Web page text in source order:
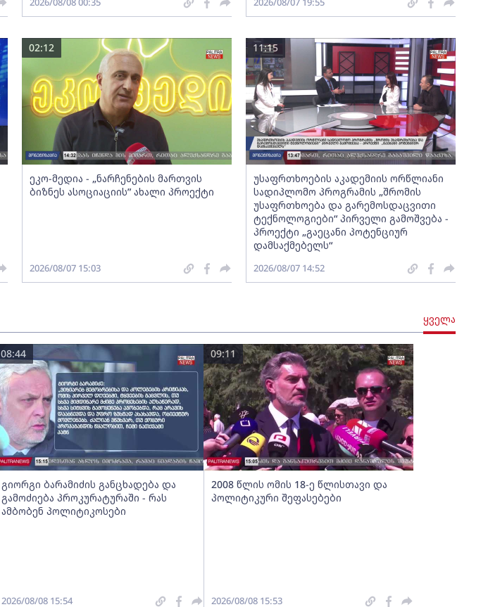
ეკო-მედია - „ნარჩენების მართვის
ბიზნეს ასოციაციის” ახალი პროექტი
02:12
2026/08/07 15:03
უსაფრთხოების აკადემიის ორწლიანი
სადიპლომო პროგრამის „შრომის
უსაფრთხოება და გარემოსდაცვითი
ტექნოლოგიები“ პირველი გამოშვება -
პროექტი „გაეცანი პოტენციურ
დამსაქმებელს“
11:15
2026/08/07 14:52
ყველა
გიორგი ბარამიძის განცხადება და
გამოძიება პროკურატურაში - რას
ამბობენ პოლიტიკოსები
08:44
2026/08/08 15:54
2008 წლის ომის 18-ე წლისთავი და
პოლიტიკური შეფასებები
09:11
2026/08/08 15:53